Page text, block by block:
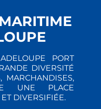
PORT
DIVERSITÉ
MARCHANDISES,
UNE PLACE
DIVERSIFIÉE.